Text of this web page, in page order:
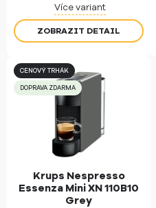
Více variant
ZOBRAZIT DETAIL
CENOVÝ TRHÁK
DOPRAVA ZDARMA
Krups Nespresso
Essenza Mini XN 110B10
Grey